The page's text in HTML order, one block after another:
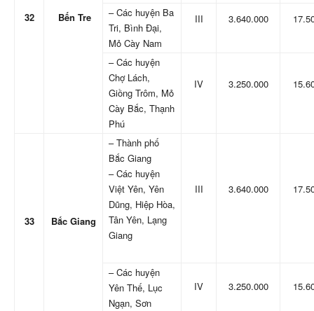
32 Bến Tre
– Các huyện Ba
Tri, Bình Đại,
Mỏ Cày Nam
III 3.640.000
– Các huyện
Chợ Lách,
Giồng Trôm, Mỏ
Cày Bắc, Thạnh
Phú
IV 3.250.000
33 Bắc Giang
– Thành phố
Bắc Giang
– Các huyện
Việt Yên, Yên
Dũng, Hiệp Hòa,
Tân Yên, Lạng
Giang
III 3.640.000
– Các huyện
Yên Thế, Lục
Ngạn, Sơn
IV 3.250.000